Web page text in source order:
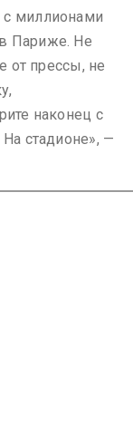
миллионами
Париже. Не
от прессы, не
наконец с
стадионе», —